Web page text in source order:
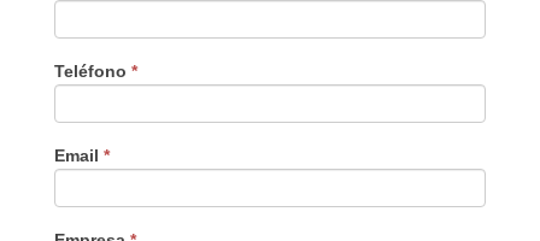
Teléfono *
Email *